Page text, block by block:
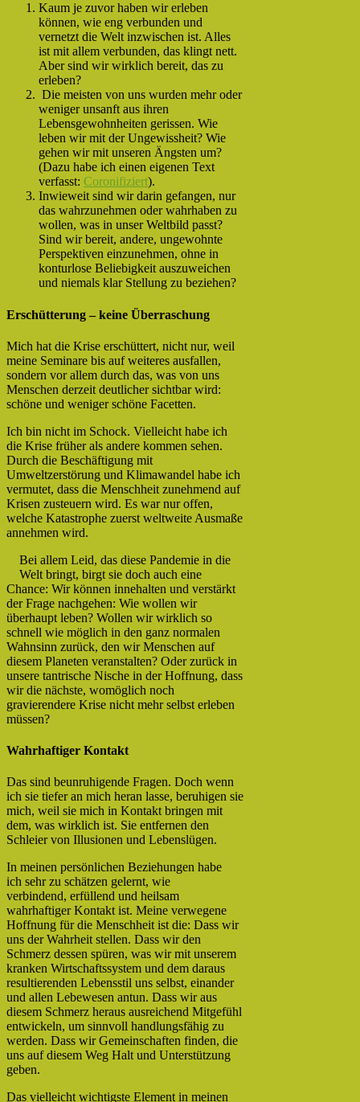
Kaum je zuvor haben wir erleben
können, wie eng verbunden und
vernetzt die Welt inzwischen ist. Alles
ist mit allem verbunden, das klingt nett.
Aber sind wir wirklich bereit, das zu
erleben?
Die meisten von uns wurden mehr oder
weniger unsanft aus ihren
Lebensgewohnheiten gerissen. Wie
leben wir mit der Ungewissheit? Wie
gehen wir mit unseren Ängsten um?
(Dazu habe ich einen eigenen Text
verfasst: Coronifiziert).
Inwieweit sind wir darin gefangen, nur
das wahrzunehmen oder wahrhaben zu
wollen, was in unser Weltbild passt?
Sind wir bereit, andere, ungewohnte
Perspektiven einzunehmen, ohne in
konturlose Beliebigkeit auszuweichen
und niemals klar Stellung zu beziehen?
Erschütterung – keine Überraschung
Mich hat die Krise erschüttert, nicht nur, weil
meine Seminare bis auf weiteres ausfallen,
sondern vor allem durch das, was von uns
Menschen derzeit deutlicher sichtbar wird:
schöne und weniger schöne Facetten.
Ich bin nicht im Schock. Vielleicht habe ich
die Krise früher als andere kommen sehen.
Durch die Beschäftigung mit
Umweltzerstörung und Klimawandel habe ich
vermutet, dass die Menschheit zunehmend auf
Krisen zusteuern wird. Es war nur offen,
welche Katastrophe zuerst weltweite Ausmaße
annehmen wird.
Bei allem Leid, das diese Pandemie in die
Welt bringt, birgt sie doch auch eine
Chance: Wir können innehalten und verstärkt
der Frage nachgehen: Wie wollen wir
überhaupt leben? Wollen wir wirklich so
schnell wie möglich in den ganz normalen
Wahnsinn zurück, den wir Menschen auf
diesem Planeten veranstalten? Oder zurück in
unsere tantrische Nische in der Hoffnung, dass
wir die nächste, womöglich noch
gravierendere Krise nicht mehr selbst erleben
müssen?
Wahrhaftiger Kontakt
Das sind beunruhigende Fragen. Doch wenn
ich sie tiefer an mich heran lasse, beruhigen sie
mich, weil sie mich in Kontakt bringen mit
dem, was wirklich ist. Sie entfernen den
Schleier von Illusionen und Lebenslügen.
In meinen persönlichen Beziehungen habe
ich sehr zu schätzen gelernt, wie
verbindend, erfüllend und heilsam
wahrhaftiger Kontakt ist. Meine verwegene
Hoffnung für die Menschheit ist die: Dass wir
uns der Wahrheit stellen. Dass wir den
Schmerz dessen spüren, was wir mit unserem
kranken Wirtschaftssystem und dem daraus
resultierenden Lebensstil uns selbst, einander
und allen Lebewesen antun. Dass wir aus
diesem Schmerz heraus ausreichend Mitgefühl
entwickeln, um sinnvoll handlungsfähig zu
werden. Dass wir Gemeinschaften finden, die
uns auf diesem Weg Halt und Unterstützung
geben.
Das vielleicht wichtigste Element in meinen